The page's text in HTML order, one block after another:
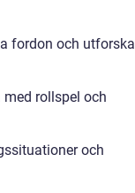
fordon och utforska
rollspel och
och